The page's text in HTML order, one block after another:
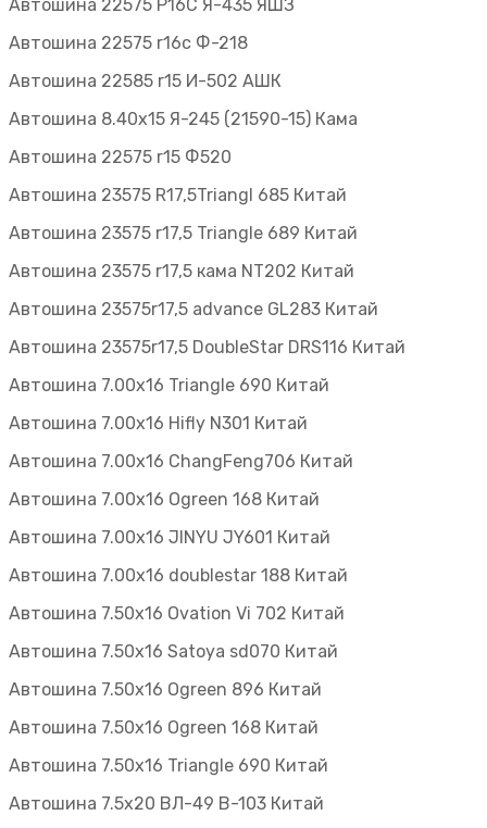
Автошина 22575 Р16С Я-435 ЯШЗ
Автошина 22575 r16c Ф-218
Автошина 22585 r15 И-502 АШК
Автошина 8.40х15 Я-245 (21590-15) Кама
Автошина 22575 r15 Ф520
Автошина 23575 R17,5Triangl 685 Китай
Автошина 23575 r17,5 Triangle 689 Китай
Автошина 23575 r17,5 кама NT202 Китай
Автошина 23575r17,5 advance GL283 Китай
Автошина 23575r17,5 DoubleStar DRS116 Китай
Автошина 7.00х16 Triangle 690 Китай
Автошина 7.00х16 Hifly N301 Китай
Автошина 7.00х16 ChangFeng706 Китай
Автошина 7.00х16 Ogreen 168 Китай
Автошина 7.00х16 JINYU JY601 Китай
Автошина 7.00х16 doublestar 188 Китай
Автошина 7.50х16 Ovation Vi 702 Китай
Автошина 7.50х16 Satoya sd070 Китай
Автошина 7.50х16 Ogreen 896 Китай
Автошина 7.50х16 Ogreen 168 Китай
Автошина 7.50х16 Triangle 690 Китай
Автошина 7.5х20 ВЛ-49 В-103 Китай